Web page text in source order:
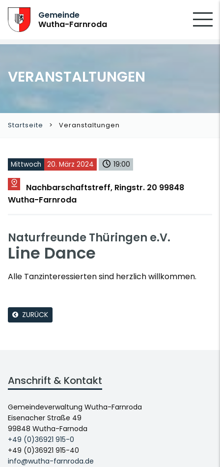
Gemeinde
Wutha-Farnroda
VERANSTALTUNGEN
Startseite Veranstaltungen
Mittwoch 20. März 2024 19:00
Nachbarschaftstreff, Ringstr. 20 99848
Wutha-Farnroda
Naturfreunde Thüringen e.V.
Line Dance
Alle Tanzinteressierten sind herzlich willkommen.
ZURÜCK
Anschrift & Kontakt
Gemeindeverwaltung Wutha-Farnroda
Eisenacher Straße 49
99848 Wutha-Farnoda
+49 (0)36921 915-0
+49 (0)36921 915-40
info@wutha-farnroda.de